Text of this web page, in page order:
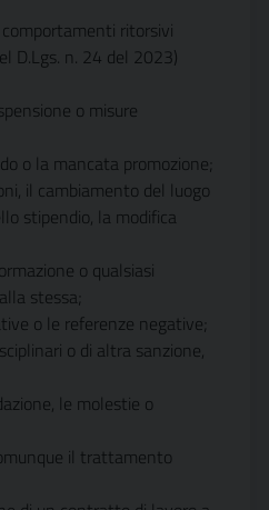
ritorsivi
D.Lgs. n. 24 del 2023)
o misure
o la mancata promozione;
il cambiamento del luogo
stipendio, la modifica
o qualsiasi
stessa;
o le referenze negative;
o di altra sanzione,
le molestie o
il trattamento